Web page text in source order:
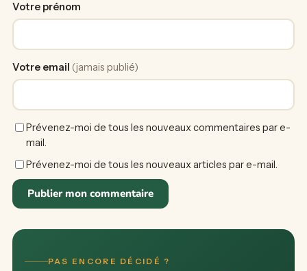
Votre prénom
Votre email (jamais publié)
Prévenez-moi de tous les nouveaux commentaires par e-
mail.
Prévenez-moi de tous les nouveaux articles par e-mail.
PAS ENCORE DÉCIDÉ ?